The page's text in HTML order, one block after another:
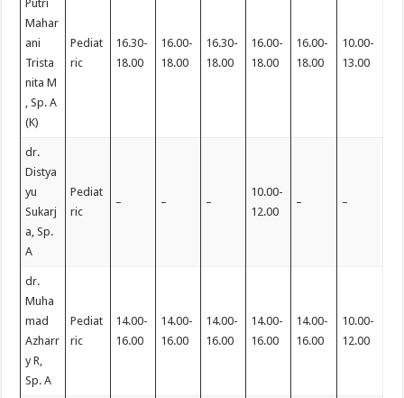
Putri
Mahar
ani
Trista
nita M
, Sp. A
(K)
Pediat
ric
16.30-
18.00
16.00-
18.00
16.30-
18.00
16.00-
18.00
16.00-
18.00
10.00-
13.00
dr.
Distya
yu
Sukarj
a, Sp.
A
Pediat
ric
– – –
10.00-
12.00
– –
dr.
Muha
mad
Azharr
y R,
Sp. A
Pediat
ric
14.00-
16.00
14.00-
16.00
14.00-
16.00
14.00-
16.00
14.00-
16.00
10.00-
12.00